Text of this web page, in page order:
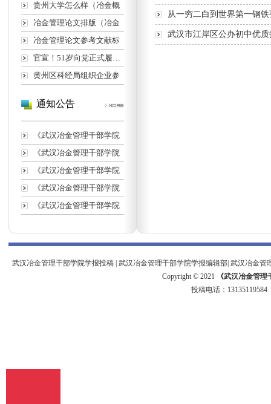
贵州大学怎么样（冶金概
冶金管理论文排版（冶金
冶金管理论文参考文献标
官宣！51岁向党正式履新长
黄州区科经局组织企业参
通知公告
《武汉冶金管理干部学院
《武汉冶金管理干部学院
《武汉冶金管理干部学院
《武汉冶金管理干部学院
《武汉冶金管理干部学院
从一穷二白到世界第一钢
武汉市江岸区公办初中优质
武汉冶金管理干部学院学报投稿| 武汉冶金管理干部学院学报编辑部| 武汉冶金管
Copyright © 2021
《武汉冶金管
投稿电话：